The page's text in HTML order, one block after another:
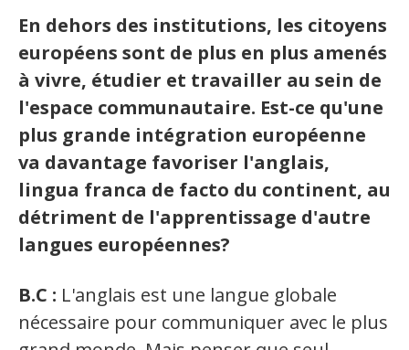
En dehors des institutions, les citoyens
européens sont de plus en plus amenés
à vivre, étudier et travailler au sein de
l'espace communautaire. Est-ce qu'une
plus grande intégration européenne
va davantage favoriser l'anglais,
lingua franca de facto du continent, au
détriment de l'apprentissage d'autre
langues européennes?
B.C : L'anglais est une langue globale
nécessaire pour communiquer avec le plus